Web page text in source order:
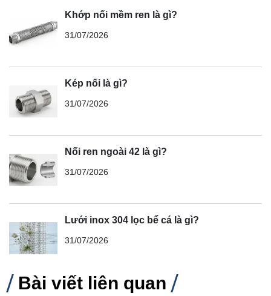
Khớp nối mềm ren là gì?
31/07/2026
Kép nối là gì?
31/07/2026
Nối ren ngoài 42 là gì?
31/07/2026
Lưới inox 304 lọc bể cá là gì?
31/07/2026
Bài viết liên quan